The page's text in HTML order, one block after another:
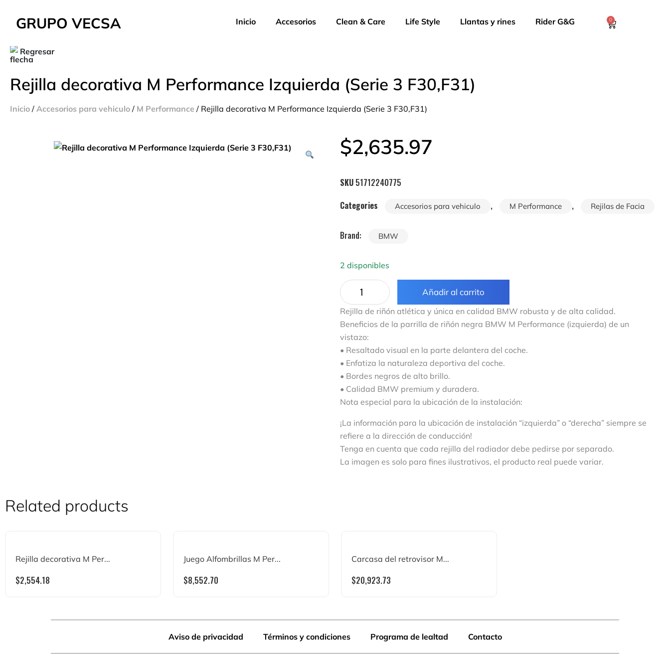
GRUPO VECSA Inicio Accesorios Clean & Care Life Style Llantas y rines Rider G&G 0
Regresar
Rejilla decorativa M Performance Izquierda (Serie 3 F30,F31)
Inicio / Accesorios para vehiculo / M Performance / Rejilla decorativa M Performance Izquierda (Serie 3 F30,F31)
$2,635.97
SKU 51712240775
Categories
Accesorios para vehiculo , M Performance , Rejilas de Facia
Brand: BMW
2 disponibles
Añadir al carrito
Rejilla de riñón atlética y única en calidad BMW robusta y de alta calidad.
Beneficios de la parrilla de riñón negra BMW M Performance (izquierda) de un
vistazo:
• Resaltado visual en la parte delantera del coche.
• Enfatiza la naturaleza deportiva del coche.
• Bordes negros de alto brillo.
• Calidad BMW premium y duradera.
Nota especial para la ubicación de la instalación:
¡La información para la ubicación de instalación “izquierda” o “derecha” siempre se
refiere a la dirección de conducción!
Tenga en cuenta que cada rejilla del radiador debe pedirse por separado.
La imagen es solo para fines ilustrativos, el producto real puede variar.
Related products
Rejilla decorativa M Per...
$2,554.18
Juego Alfombrillas M Per...
$8,552.70
Carcasa del retrovisor M...
$20,923.73
Aviso de privacidad Términos y condiciones Programa de lealtad Contacto